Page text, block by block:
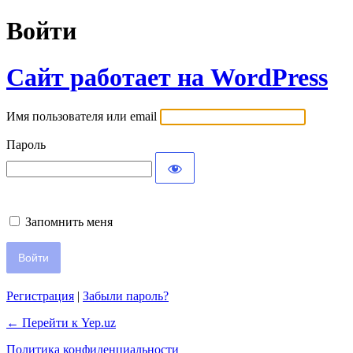
Войти
Сайт работает на WordPress
Имя пользователя или email
Пароль
Запомнить меня
Регистрация | Забыли пароль?
← Перейти к Yep.uz
Политика конфиденциальности